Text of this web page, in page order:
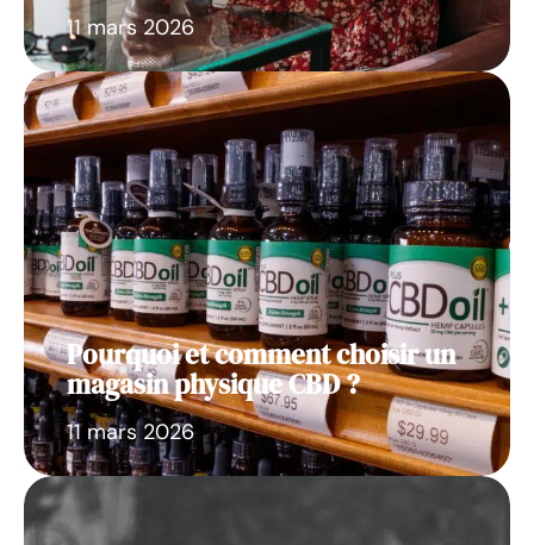
11 mars 2026
Pourquoi et comment choisir un
magasin physique CBD ?
11 mars 2026